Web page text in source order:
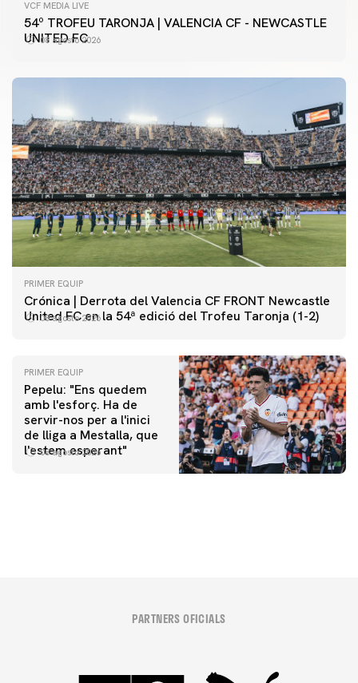
VCF MEDIA LIVE
54º TROFEU TARONJA | VALENCIA CF - NEWCASTLE
UNITED FC
08 agosto 2026
PRIMER EQUIP
Crónica | Derrota del Valencia CF FRONT Newcastle
United FC en la 54ª edició del Trofeu Taronja (1-2)
08 agosto 2026
PRIMER EQUIP
Pepelu: "Ens quedem
amb l'esforç. Ha de
servir-nos per a l'inici
de lliga a Mestalla, que
l'estem esperant"
08 agosto 2026
PRIMER EQUIP
📸 #ValenciaNUFC
PRIMER EQUIP
MESTALLA 📍
PARTNERS OFICIALS